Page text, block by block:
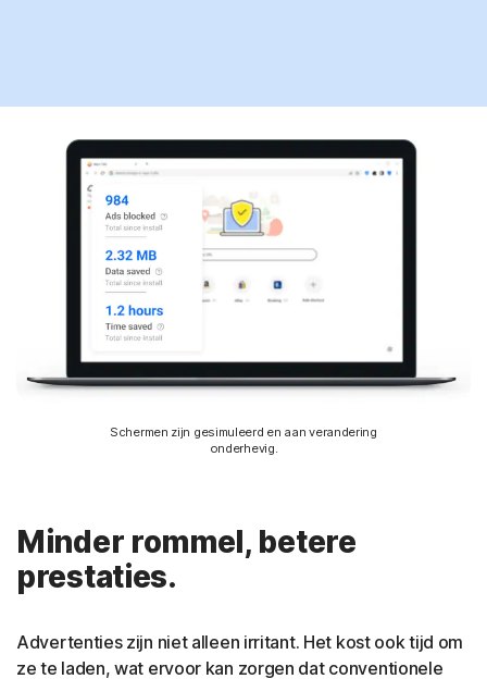
Schermen zijn gesimuleerd en aan verandering
onderhevig.
Minder rommel, betere
prestaties.
Advertenties zijn niet alleen irritant. Het kost ook tijd om
ze te laden, wat ervoor kan zorgen dat conventionele